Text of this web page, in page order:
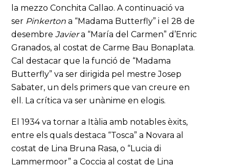
la mezzo Conchita Callao. A continuació va
ser Pinkertona “Madama Butterfly” i el 28 de
desembreJaviera “María del Carmen” d’Enric
Granados, al costat de Carme Bau Bonaplata.
Cal destacar que la funció de “Madama
Butterfly” va ser dirigida pel mestre Josep
Sabater, un dels primers que van creure en
ell. La crítica va ser unànime en elogis.
El 1934 va tornar a Itàlia amb notables èxits,
entre els quals destaca “Tosca” a Novara al
costat de Lina Bruna Rasa, o “Lucia di
Lammermoor” a Coccia al costat de Lina